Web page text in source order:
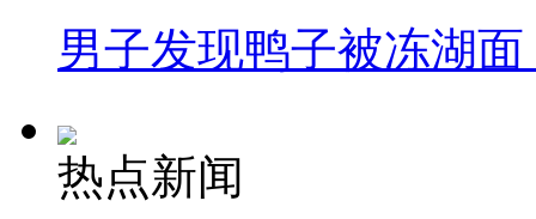
男子发现鸭子被冻湖
热点新闻